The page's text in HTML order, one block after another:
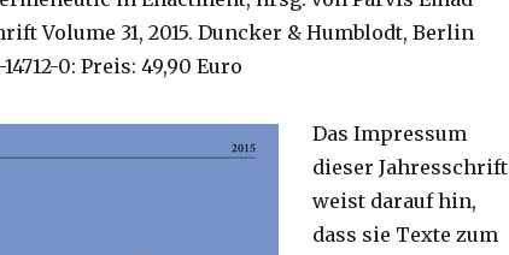
Volume 31, 2015. Duncker & Humblodt, Berlin
0: Preis: 49,90 Euro
Das Impressum
dieser Jahresschrift
weist darauf hin,
dass sie Texte zum